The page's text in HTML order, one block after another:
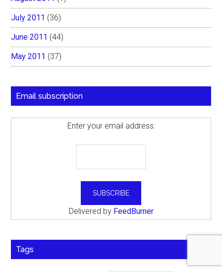
July 2011 (36)
June 2011 (44)
May 2011 (37)
Email subscription
Enter your email address:
Delivered by FeedBurner
Tags